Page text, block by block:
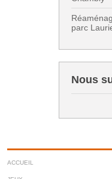
parc
Nous
ACCUEIL